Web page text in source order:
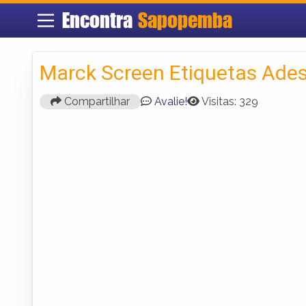
Encontra Sapopemba
Marck Screen Etiquetas
Compartilhar Avalie! Visitas: 329